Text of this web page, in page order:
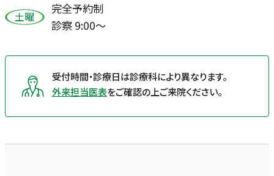
土曜
完全予約制
診察 9:00〜
受付時間・診療日は診療科により異なります。
外来担当医表をご確認の上ご来院ください。